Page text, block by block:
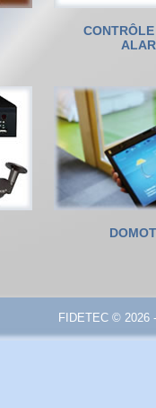
CONTRÔLE
FIDETEC © 2026 -